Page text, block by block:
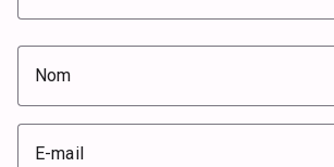
Nom
E-mail